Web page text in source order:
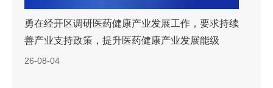
同聚北京，共创未来——海外博士博士后开启来京创
新创业“北京行”
2026-07-31